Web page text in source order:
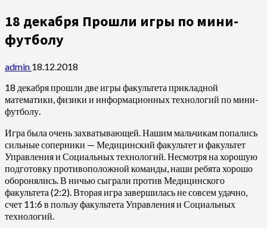
18 декабря Прошли игры по мини-
футболу
admin 18.12.2018
18 декабря прошли две игры факультета прикладной
математики, физики и информационных технологий по мини-
футболу.
Игра была очень захватывающей. Нашим мальчикам попались
сильные соперники — Медицинский факультет и факультет
Управления и Социальных технологий. Несмотря на хорошую
подготовку противоположной команды, наши ребята хорошо
оборонялись. В ничью сыграли против Медицинского
факультета (2:2). Вторая игра завершилась не совсем удачно,
счет 11:6 в пользу факультета Управления и Социальных
технологий.